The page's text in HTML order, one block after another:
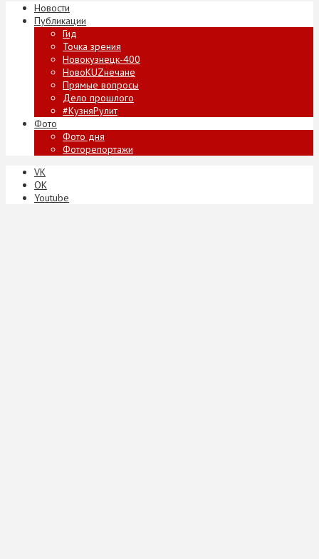
Новости
Публикации
Гид
Точка зрения
Новокузнецк-400
НовоKUZнечане
Прямые вопросы
Дело прошлого
#КузняРулит
Фото
Фото дня
Фоторепортажи
VK
ОК
Youtube